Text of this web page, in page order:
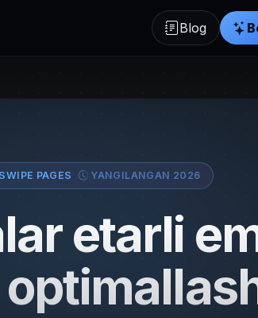
Blog
PAGES YANGILANGAN 2026
etarli